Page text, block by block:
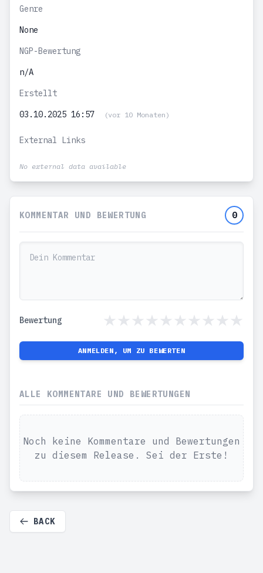
Genre
None
NGP-Bewertung
n/A
Erstellt
03.10.2025 16:57
(vor 10 Monaten)
External Links
No external data available
KOMMENTAR UND BEWERTUNG 0
Bewertung
ANMELDEN, UM ZU BEWERTEN
ALLE KOMMENTARE UND BEWERTUNGEN
Noch keine Kommentare und Bewertungen
zu diesem Release. Sei der Erste!
BACK